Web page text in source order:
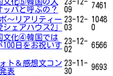
ッパと呼ぶの？
09
7461
～リアリティー
シェアハウス2」
23-12-
03
1048
0
文化④韓国では
日をお祝いす 23-12-
02
6566
ト＆感想文コン
表
23-11-
30
9693